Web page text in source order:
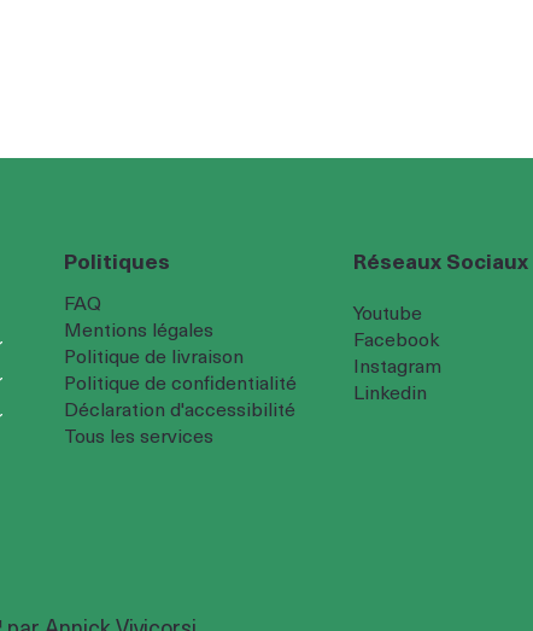
Politiques
FAQ
Mentions légales
Politique de livraison
Politique de confidentialité
Déclaration d'accessibilité
Tous les services
Youtube
Facebook
Instagram
Linkedin
Réseaux Sociaux